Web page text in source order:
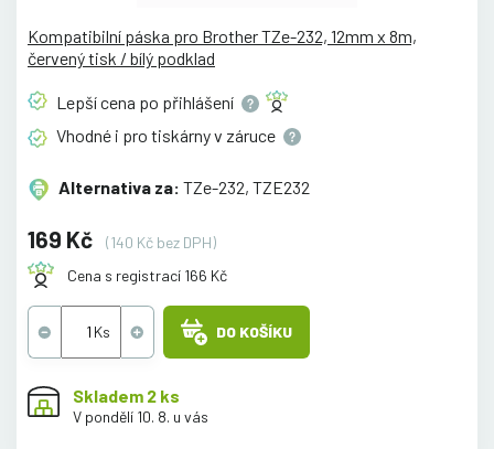
Kompatibilní páska pro Brother TZe-232, 12mm x 8m,
červený tisk / bílý podklad
Lepší cena po přihlášení
Vhodné i pro tiskárny v záruce
Alternativa za: TZe-232, TZE232
169 Kč
(140 Kč bez DPH)
Cena s registrací 166 Kč
DO KOŠÍKU
Skladem 2 ks
V pondělí 10. 8. u vás